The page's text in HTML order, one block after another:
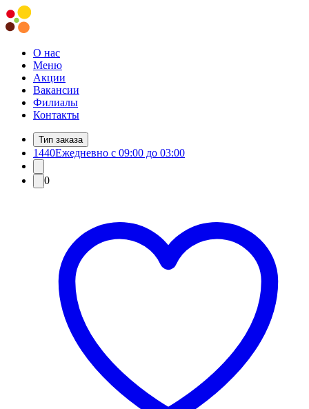
О нас
Меню
Акции
Вакансии
Филиалы
Контакты
Тип заказа
1440Ежедневно с 09:00 до 03:00
0